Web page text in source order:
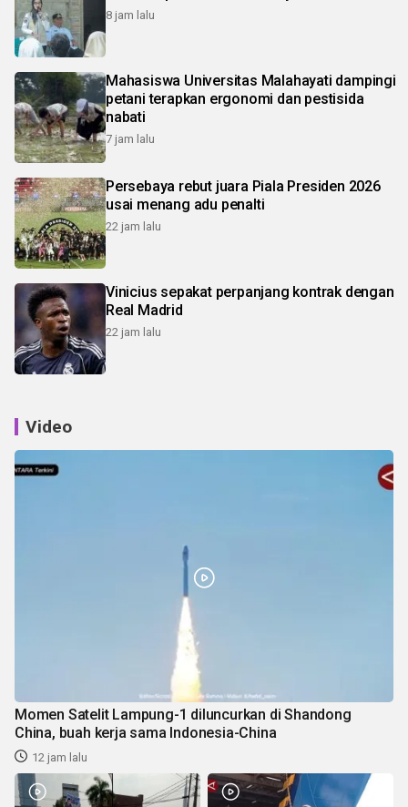
8 jam lalu
Mahasiswa Universitas Malahayati dampingi
petani terapkan ergonomi dan pestisida
nabati
7 jam lalu
Persebaya rebut juara Piala Presiden 2026
usai menang adu penalti
22 jam lalu
Vinicius sepakat perpanjang kontrak dengan
Real Madrid
22 jam lalu
Video
Momen Satelit Lampung-1 diluncurkan di Shandong
China, buah kerja sama Indonesia-China
12 jam lalu